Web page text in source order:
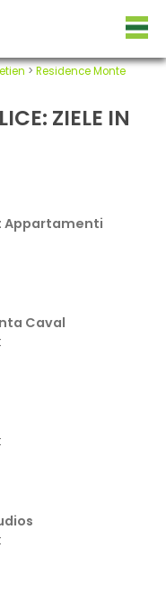
> Residence Monte
ZIELE IN
Appartamenti
Caval